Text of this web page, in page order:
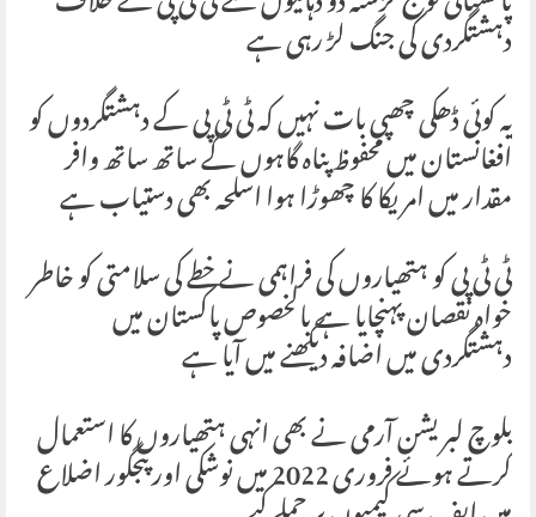
دہشتگردی کی جنگ لڑ رہی ہے
یہ کوئی ڈھکی چھپی بات نہیں کہ ٹی ٹی پی کے دہشتگردوں کو
افغانستان میں محفوظ پناہ گاہوں کے ساتھ ساتھ وافر
مقدار میں امریکا کا چھوڑا ہوا اسلحہ بھی دستیاب ہے
ٹی ٹی پی کو ہتھیاروں کی فراہمی نے خطے کی سلامتی کو خاطر
خواہ نقصان پہنچایا ہے بالخصوص پاکستان میں
دہشتگردی میں اضافہ دیکھنے میں آیا ہے
بلوچ لبریشن آرمی نے بھی انہی ہتھیاروں کا استعمال
کرتے ہوئے فروری 2022 میں نوشکی اور پنجگور اضلاع